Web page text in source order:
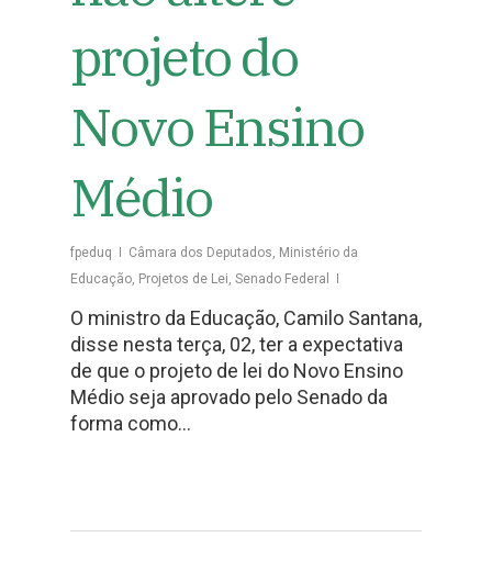
projeto do
Novo Ensino
Médio
fpeduq Câmara dos Deputados, Ministério da
Educação, Projetos de Lei, Senado Federal
O ministro da Educação, Camilo Santana,
disse nesta terça, 02, ter a expectativa
de que o projeto de lei do Novo Ensino
Médio seja aprovado pelo Senado da
forma como…